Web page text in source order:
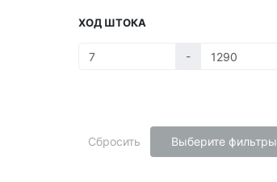
ХОД ШТОКА
-
Сбросить Выберите фильтры